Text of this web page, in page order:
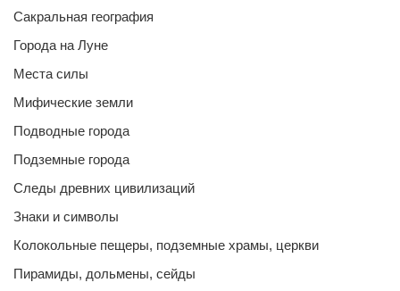
Сакральная география
Города на Луне
Места силы
Мифические земли
Подводные города
Подземные города
Следы древних цивилизаций
Знаки и символы
Колокольные пещеры, подземные храмы, церкви
Пирамиды, дольмены, сейды